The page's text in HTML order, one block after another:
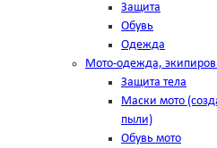
Защита
Обувь
Одежда
Мото-одежда,
Защита тела
Маски мото
пыли)
Обувь мото